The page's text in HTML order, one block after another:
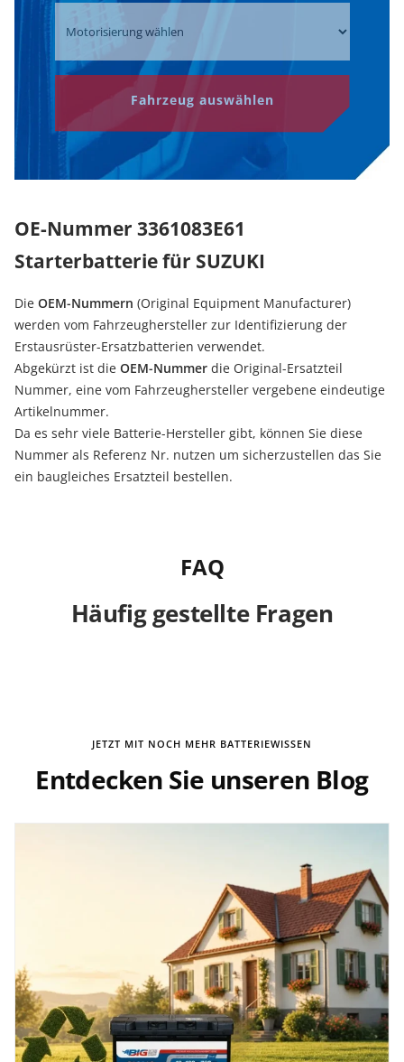
Fahrzeug auswählen
OE-Nummer 3361083E61
Starterbatterie für SUZUKI
Die OEM-Nummern (Original Equipment Manufacturer)
werden vom Fahrzeughersteller zur Identifizierung der
Erstausrüster-Ersatzbatterien verwendet.
Abgekürzt ist die OEM-Nummer die Original-Ersatzteil
Nummer, eine vom Fahrzeughersteller vergebene eindeutige
Artikelnummer.
Da es sehr viele Batterie-Hersteller gibt, können Sie diese
Nummer als Referenz Nr. nutzen um sicherzustellen das Sie
ein baugleiches Ersatzteil bestellen.
FAQ
Häufig gestellte Fragen
JETZT MIT NOCH MEHR BATTERIEWISSEN
Entdecken Sie unseren Blog